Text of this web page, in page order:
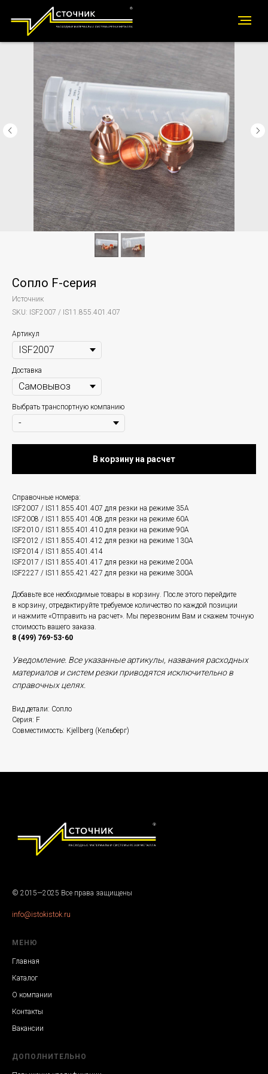
Сопло F-серия
Источник
SKU: ISF2007 / IS11.855.401.407
Артикул
Доставка
Выбрать транспортную компанию
В корзину на расчет
Справочные номера:
ISF2007 / IS11.855.401.407 для резки на режиме 35A
ISF2008 / IS11.855.401.408 для резки на режиме 60A
ISF2010 / IS11.855.401.410 для резки на режиме 90A
ISF2012 / IS11.855.401.412 для резки на режиме 130A
ISF2014 / IS11.855.401.414
ISF2017 / IS11.855.401.417 для резки на режиме 200A
ISF2227 / IS11.855.421.427 для резки на режиме 300A
Добавьте все необходимые товары в корзину. После этого перейдите
в корзину, отредактируйте требуемое количество по каждой позиции
и нажмите «Отправить на расчет». Мы перезвоним Вам и скажем точную
стоимость вашего заказа.
8 (499) 769-53-60
Уведомление. Все указанные артикулы, названия расходных
материалов и систем резки приводятся исключительно в
справочных целях.
Вид детали: Сопло
Серия: F
Совместимость: Kjellberg (Кельберг)
© 2015—2025 Все права защищены
info@istokistok.ru
МЕНЮ
Главная
Каталог
О компании
Контакты
Вакансии
ДОПОЛНИТЕЛЬНО